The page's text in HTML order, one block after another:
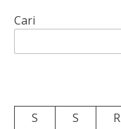
Cari
S
S R